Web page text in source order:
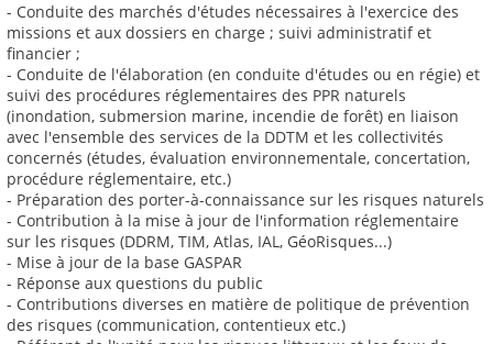
- Conduite des marchés d'études nécessaires à l'exercice des
missions et aux dossiers en charge ; suivi administratif et
financier ;
- Conduite de l'élaboration (en conduite d'études ou en régie) et
suivi des procédures réglementaires des PPR naturels
(inondation, submersion marine, incendie de forêt) en liaison
avec l'ensemble des services de la DDTM et les collectivités
concernés (études, évaluation environnementale, concertation,
procédure réglementaire, etc.)
- Préparation des porter-à-connaissance sur les risques naturels
- Contribution à la mise à jour de l'information réglementaire
sur les risques (DDRM, TIM, Atlas, IAL, GéoRisques...)
- Mise à jour de la base GASPAR
- Réponse aux questions du public
- Contributions diverses en matière de politique de prévention
des risques (communication, contentieux etc.)